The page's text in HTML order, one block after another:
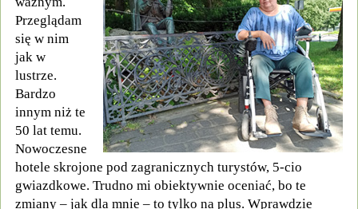
Przeglądam
się w nim
jak w
lustrze.
Bardzo
innym niż te
50 lat temu.
Nowoczesne
hotele skrojone pod zagranicznych turystów, 5-cio
gwiazdkowe. Trudno mi obiektywnie oceniać, bo te
zmiany – jak dla mnie – to tylko na plus. Wprawdzie